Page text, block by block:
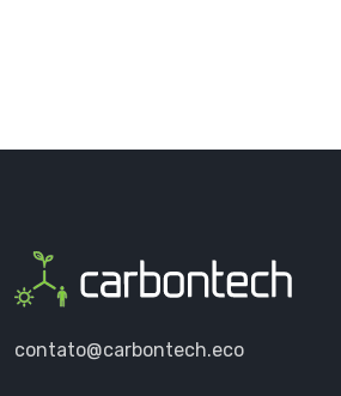
contato@carbontech.eco